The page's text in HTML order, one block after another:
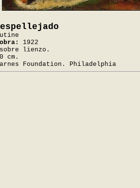
1922
lienzo.
cm.
Foundation. Philadelphia